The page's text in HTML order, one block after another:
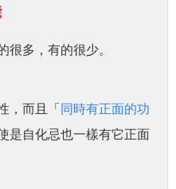
多，有的很少。
，而且「同時有正面的功
是自化忌也一樣有它正面